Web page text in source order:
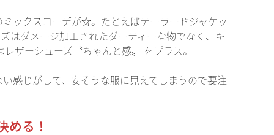
ックスコーデが☆。たとえばテーラードジャケッ
はダメージ加工されたダーティーな物でなく、キ
ザーシューズ〝ちゃんと感〟 をプラス。
感じがして、安そうな服に見えてしまうので要注
める！